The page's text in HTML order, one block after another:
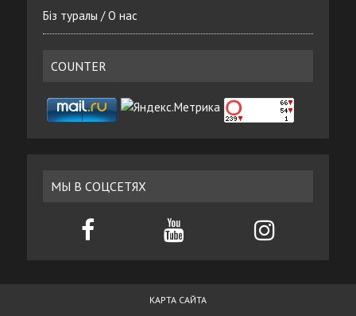
Біз туралы / О нас
COUNTER
МЫ В СОЦСЕТЯХ
КАРТА САЙТА